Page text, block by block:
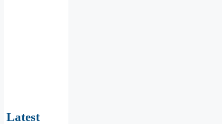
Latest